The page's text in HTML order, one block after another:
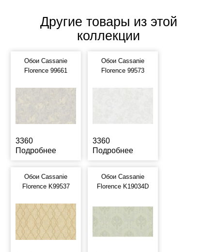
Другие товары из этой
коллекции
Обои Cassanie
Florence 99661
3360
Подробнее
Обои Cassanie
Florence 99573
3360
Подробнее
Обои Cassanie
Florence K99537
Обои Cassanie
Florence K19034D